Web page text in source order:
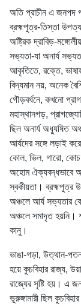
অতি প্রাচীন এ জনপদ
ব্রহ্মপুত্র-তিস্তা
অষ্ট্রিক দ্রাবিড়-
সভ্যতা-যা অনার্য
আকৃতিতে, রক্তে,
বিদ্যমান নয়, অনেক
গৌড়বর্ধনে, কখনো
মহাস্থানগড়,
ছিল অনার্য অধ্যুষিত
আর্যদের সঙ্গে লড়াই
কোল, ভিল, গারো, কোচ,
অহোম ঐক্যবদ্ধভাবে
স্বকীয়তা। ব্রহ্মপুত্র
অঞ্চলে আর্য সভ্যতার
অঞ্চলে সমাদৃত হয়নি।
কানু।
ভাঙা-গড়া, উত্থান-পতন
হয়ে কুচবিহার রাজ্য,
রাজ্যের সৃষ্টি হয়। এ
ভূরুঙ্গামারী ছিল